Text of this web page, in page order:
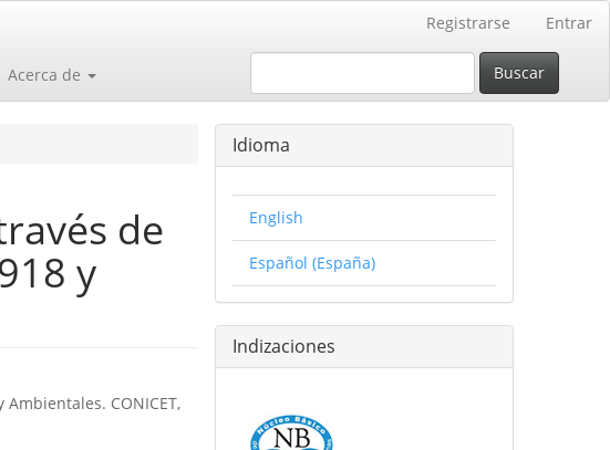
Registrarse Entrar
Acerca de Buscar
de
y
CONICET,
Idioma
English
Español (España)
Indizaciones